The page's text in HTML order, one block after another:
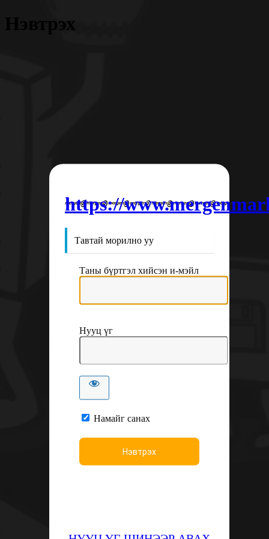
Нэвтрэх
https://
Тавтай морилно уу
Таны бүртгэл хийсэн и-мэйл
Нууц үг
Намайг санах